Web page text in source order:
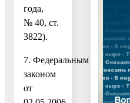
года,
№ 40, ст.
3822).
7. Федеральным
законом
от